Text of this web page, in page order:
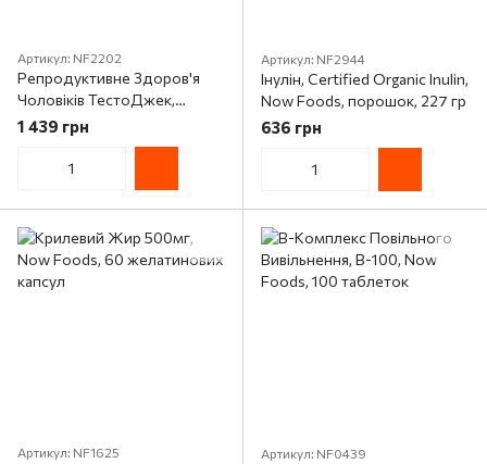
Артикул: NF2202
Репродуктивне Здоров'я
Чоловіків ТестоДжек,
TestoJack 300, Now Foods,
1 439 грн
Артикул: NF2944
Інулін, Certified Organic Inulin,
Now Foods, порошок, 227 гр
636 грн
Артикул: NF1625 Артикул: NF0439